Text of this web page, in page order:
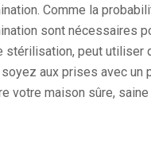
Comme la
sont nécessaires
stérilisation, peut
aux prises avec
votre maison sûre,